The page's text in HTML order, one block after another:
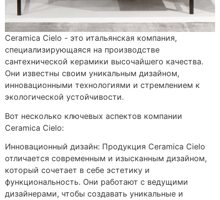
Ceramica Cielo - это итальянская компания,
специализирующаяся на производстве
сантехнической керамики высочайшего качества.
Они известны своим уникальным дизайном,
инновационными технологиями и стремлением к
экологической устойчивости.
Вот несколько ключевых аспектов компании
Ceramica Cielo:
Инновационный дизайн: Продукция Ceramica Cielo
отличается современным и изысканным дизайном,
который сочетает в себе эстетику и
функциональность. Они работают с ведущими
дизайнерами, чтобы создавать уникальные и